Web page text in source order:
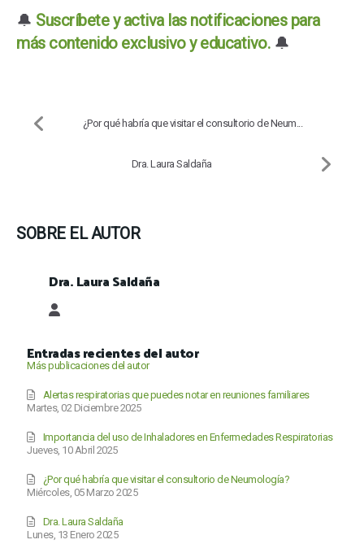
🔔 Suscríbete y activa las notificaciones para
más contenido exclusivo y educativo.🔔
¿Por qué habría que visitar el consultorio de Neum...
Dra. Laura Saldaña
SOBRE EL AUTOR
Dra. Laura Saldaña
Dra. Laura Saldaña
Entradas recientes del autor
Más publicaciones del autor
Martes, 02 Diciembre 2025
Alertas respiratorias que puedes notar en reuniones familiares
Jueves, 10 Abril 2025
Importancia del uso de Inhaladores en Enfermedades Respiratorias
Miércoles, 05 Marzo 2025
¿Por qué habría que visitar el consultorio de Neumología?
Lunes, 13 Enero 2025
Dra. Laura Saldaña